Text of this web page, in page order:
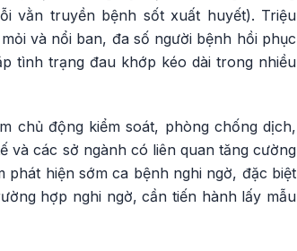
vằn truyền bệnh sốt xuất huyết). Triệu
và nổi ban, đa số người bệnh hồi phục
tình trạng đau khớp kéo dài trong nhiều
chủ động kiểm soát, phòng chống dịch,
và các sở ngành có liên quan tăng cường
hiện sớm ca bệnh nghi ngờ, đặc biệt
hợp nghi ngờ, cần tiến hành lấy mẫu